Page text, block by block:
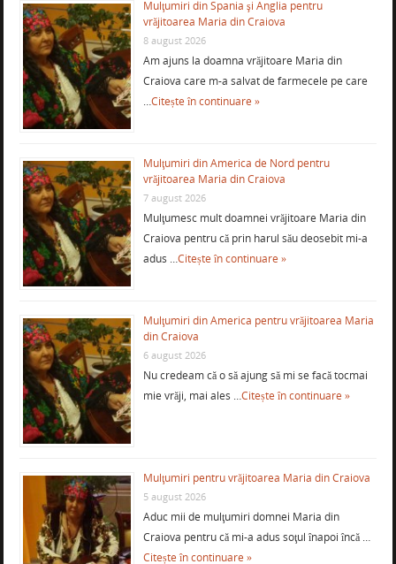
Mulţumiri din Spania şi Anglia pentru
vrăjitoarea Maria din Craiova
8 august 2026
Am ajuns la doamna vrăjitoare Maria din
Craiova care m-a salvat de farmecele pe care
…Citește în continuare »
Mulţumiri din America de Nord pentru
vrăjitoarea Maria din Craiova
7 august 2026
Mulţumesc mult doamnei vrăjitoare Maria din
Craiova pentru că prin harul său deosebit mi-a
adus …Citește în continuare »
Mulţumiri din America pentru vrăjitoarea Maria
din Craiova
6 august 2026
Nu credeam că o să ajung să mi se facă tocmai
mie vrăji, mai ales …Citește în continuare »
Mulţumiri pentru vrăjitoarea Maria din Craiova
5 august 2026
Aduc mii de mulţumiri domnei Maria din
Craiova pentru că mi-a adus soţul înapoi încă …
Citește în continuare »